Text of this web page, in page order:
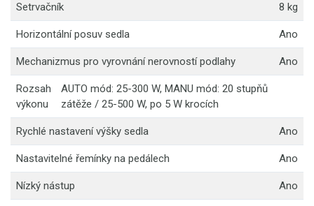
Setrvačník 8 kg
Horizontální posuv sedla Ano
Mechanizmus pro vyrovnání nerovností podlahy Ano
Rozsah
výkonu
AUTO mód: 25-300 W, MANU mód: 20 stupňů
zátěže / 25-500 W, po 5 W krocích
Rychlé nastavení výšky sedla Ano
Nastavitelné řemínky na pedálech Ano
Nízký nástup Ano